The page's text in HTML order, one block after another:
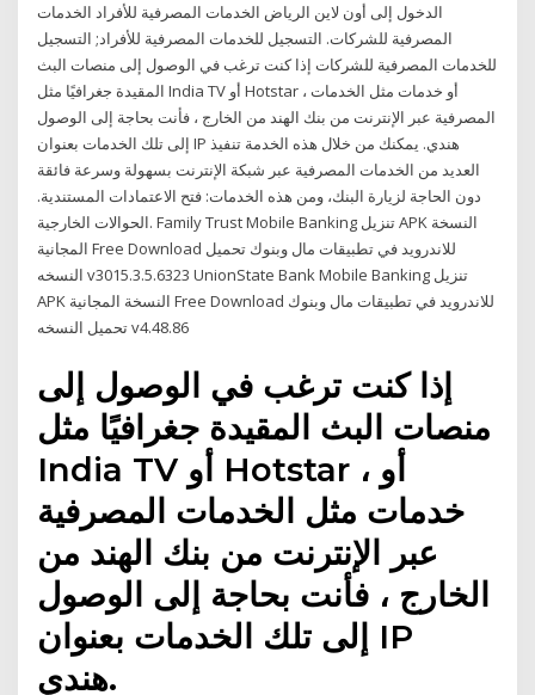
الدخول إلى أون لاين الرياض الخدمات المصرفية للأفراد الخدمات
المصرفية للشركات. التسجيل للخدمات المصرفية للأفراد; التسجيل
للخدمات المصرفية للشركات إذا كنت ترغب في الوصول إلى منصات البث
المقيدة جغرافيًا مثل India TV أو Hotstar ، أو خدمات مثل الخدمات
المصرفية عبر الإنترنت من بنك الهند من الخارج ، فأنت بحاجة إلى الوصول
إلى تلك الخدمات بعنوان IP هندي. يمكنك من خلال هذه الخدمة تنفيذ
العديد من الخدمات المصرفية عبر شبكة الإنترنت بسهولة وسرعة فائقة
دون الحاجة لزيارة البنك، ومن هذه الخدمات: فتح الاعتمادات المستندية.
الحوالات الخارجية. Family Trust Mobile Banking تنزيل APK النسخة
المجانية Free Download للاندرويد في تطبيقات مال وبنوك تحميل
النسخه v3015.3.5.6323 UnionState Bank Mobile Banking تنزيل
APK النسخة المجانية Free Download للاندرويد في تطبيقات مال وبنوك
تحميل النسخه v4.48.86
إذا كنت ترغب في الوصول إلى
منصات البث المقيدة جغرافيًا مثل
India TV أو Hotstar ، أو
خدمات مثل الخدمات المصرفية
عبر الإنترنت من بنك الهند من
الخارج ، فأنت بحاجة إلى الوصول
إلى تلك الخدمات بعنوان IP
هندي.